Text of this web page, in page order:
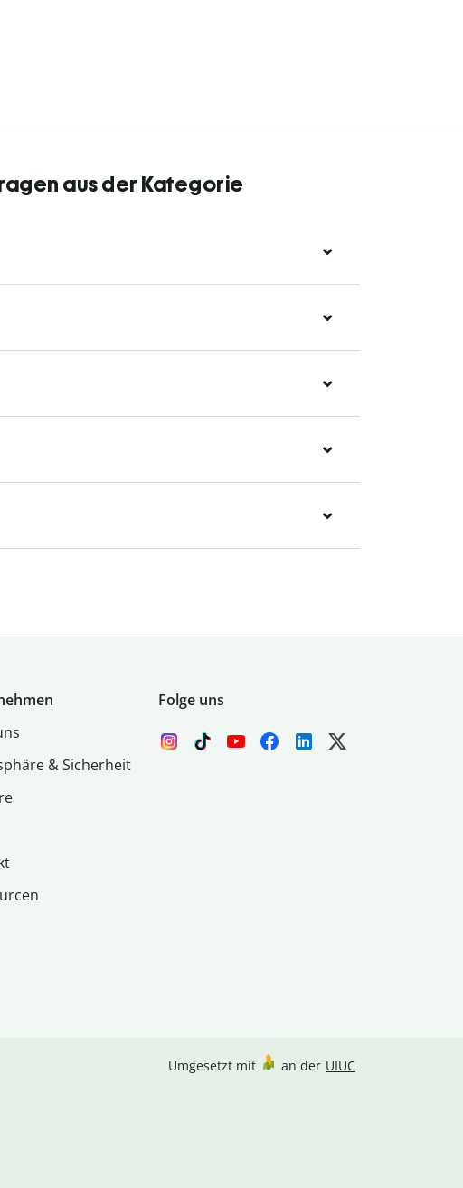
aus der Kategorie
& Sicherheit
Folge uns
Umgesetzt mit an der UIUC